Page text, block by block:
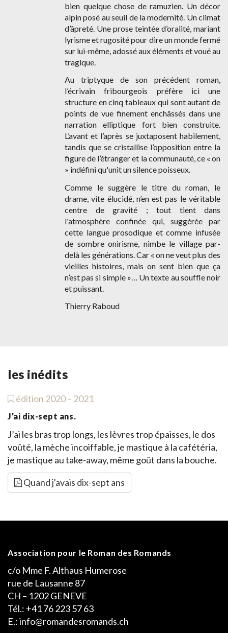
bien quelque chose de ramuzien. Un décor
alpin posé au seuil de la modernité. Un climat
d’âpreté. Une prose teintée d’oralité, mariant
lyrisme et rugosité pour dire un monde fermé
sur lui-même, adossé aux éléments et voué au
tragique.
Au triptyque de son précédent roman,
l’écrivain fribourgeois préfère ici une
structure en cinq tableaux qui sont autant de
points de vue finement enchâssés dans une
narration elliptique fort bien construite.
L’avant et l’après se juxtaposent habilement,
tandis que se cristallise l’opposition entre la
figure de l’étranger et la communauté, ce « on
» indéfini qu'unit un silence poisseux.
Comme le suggère le titre du roman, le
drame, vite élucidé, n’en est pas le véritable
centre de gravité ; tout tient dans
l'atmosphère confinée qui, suggérée par
cette langue prosodique et comme infusée
de sombre onirisme, nimbe le village par-
delà les générations. Car « on ne veut plus des
vieilles histoires, mais on sent bien que ça
n’est pas si simple »… Un texte au souffle noir
et puissant.
Thierry Raboud
les inédits
édition 2020 – 2021
J’ai dix-sept ans.
J’ai les bras trop longs, les lèvres trop épaisses, le dos
voûté, la mèche incoiffable, je mastique à la cafétéria,
je mastique au take-away, même goût dans la bouche.
Quand j'avais dix-sept ans
Association pour le Roman des Romands
c/o Mme F. Althaus Humerose
rue de Lausanne 87
CH – 1202 GENEVE
Tél.: +41 76 223 57 63
E.: info@romandesromands.ch